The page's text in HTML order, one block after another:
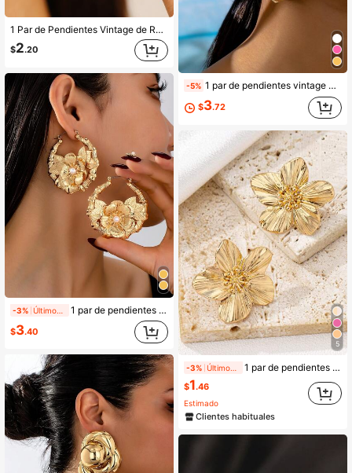
1 Par de Pendientes Vintage de Rosa Dorada de Lujo, Pendientes con Forma de Flor de Camelia 3D de Estilo Retro para Mujeres, Adecuados para Uso Diario, Fiestas de Baile, Vacaciones, Regalos de San Valentín
$2.20
-3% 1 par de pendientes aro grandes y exagerados de bambú para mujeres
$3.40
-5% 1 par de pendientes vintage exagerados con flor de textura plegada geométrica, estilo occidental para el Día de San Valentín
$3.72
5
-3% 1 par de pendientes vintage con diseño floral exagerado de estilo francés, adecuados para uso diario
$1.46
Estimado
Clientes habituales